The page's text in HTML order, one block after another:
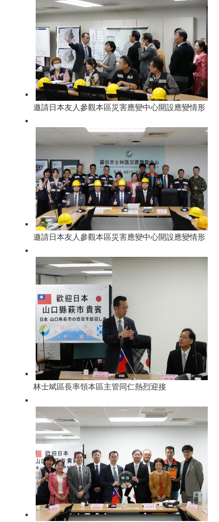
邀請日本友人參觀本區災害應變中心開設應變情形
邀請日本友人參觀本區災害應變中心開設應變情形
林士斌區長率領本區主管同仁熱烈迎接